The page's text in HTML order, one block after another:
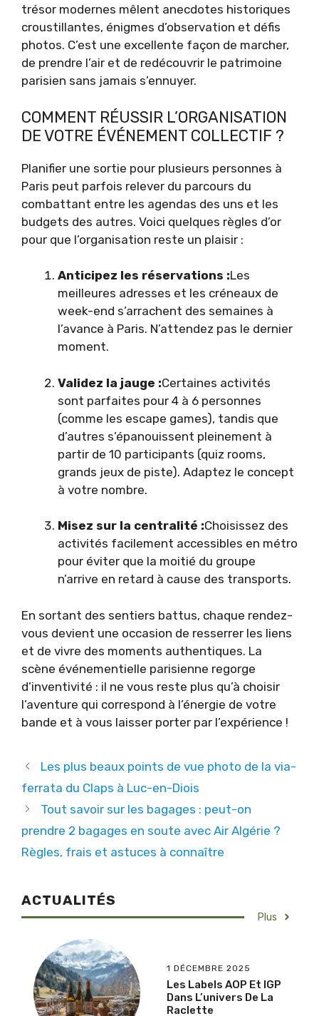
trésor modernes mêlent anecdotes historiques
croustillantes, énigmes d’observation et défis
photos. C’est une excellente façon de marcher,
de prendre l’air et de redécouvrir le patrimoine
parisien sans jamais s’ennuyer.
COMMENT RÉUSSIR L’ORGANISATION
DE VOTRE ÉVÉNEMENT COLLECTIF ?
Planifier une sortie pour plusieurs personnes à
Paris peut parfois relever du parcours du
combattant entre les agendas des uns et les
budgets des autres. Voici quelques règles d’or
pour que l’organisation reste un plaisir :
Anticipez les réservations :Les
meilleures adresses et les créneaux de
week-end s’arrachent des semaines à
l’avance à Paris. N’attendez pas le dernier
moment.
Validez la jauge :Certaines activités
sont parfaites pour 4 à 6 personnes
(comme les escape games), tandis que
d’autres s’épanouissent pleinement à
partir de 10 participants (quiz rooms,
grands jeux de piste). Adaptez le concept
à votre nombre.
Misez sur la centralité :Choisissez des
activités facilement accessibles en métro
pour éviter que la moitié du groupe
n’arrive en retard à cause des transports.
En sortant des sentiers battus, chaque rendez-
vous devient une occasion de resserrer les liens
et de vivre des moments authentiques. La
scène événementielle parisienne regorge
d’inventivité : il ne vous reste plus qu’à choisir
l’aventure qui correspond à l’énergie de votre
bande et à vous laisser porter par l’expérience !
Les plus beaux points de vue photo de la via-
ferrata du Claps à Luc-en-Diois
Tout savoir sur les bagages : peut-on
prendre 2 bagages en soute avec Air Algérie ?
Règles, frais et astuces à connaître
ACTUALITÉS
Plus
1 DÉCEMBRE 2025
Les Labels AOP Et IGP
Dans L’univers De La
Raclette